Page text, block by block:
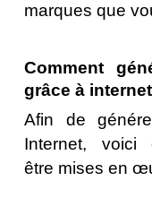
marques que
Comment
grâce à
Afin de
Internet, voici
être mises en